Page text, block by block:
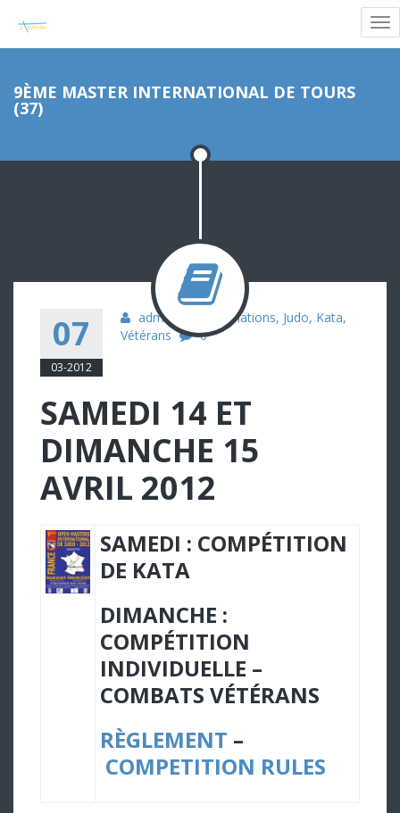
9ÈME MASTER INTERNATIONAL DE TOURS
(37)
07
03-2012
admin Informations, Judo, Kata,
Vétérans
0
SAMEDI 14 ET
DIMANCHE 15
AVRIL 2012
SAMEDI : COMPÉTITION
DE KATA
DIMANCHE :
COMPÉTITION
INDIVIDUELLE –
COMBATS VÉTÉRANS
RÈGLEMENT –
COMPETITION RULES